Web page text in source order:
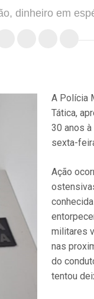
dinheiro em
A Polícia
Tática,
30 anos
sexta-
Ação
militares
nas
do
tentou